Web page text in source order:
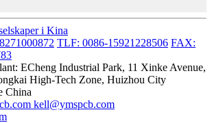
TLF: 0086-15921228506 FAX:
ECheng Industrial Park, 11 Xinke Avenue,
High-Tech Zone, Huizhou City
China
kell@ymspcb.com